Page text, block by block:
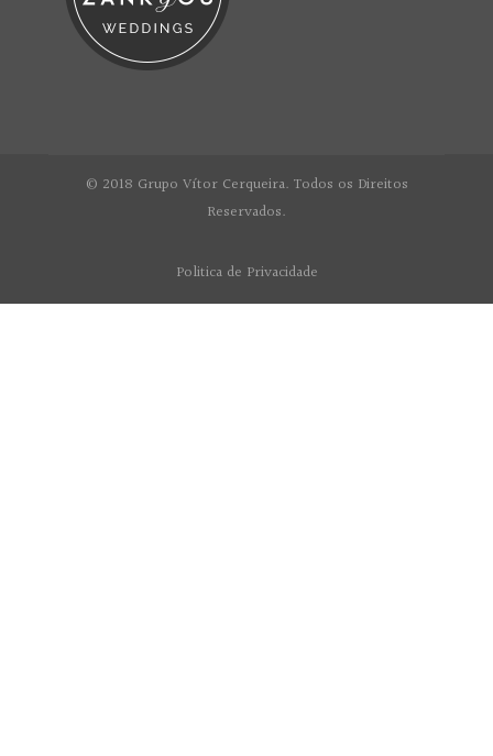
© 2018 Grupo Vítor Cerqueira. Todos os Direitos
Reservados.
Politica de Privacidade